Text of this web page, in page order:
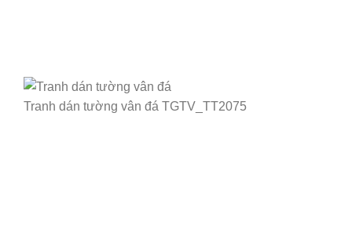
Tranh dán tường vân đá TGTV_TT2075